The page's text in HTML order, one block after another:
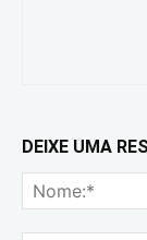
DEIXE UMA